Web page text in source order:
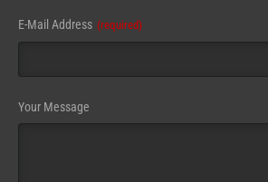
E-Mail Address (required)
Your Message